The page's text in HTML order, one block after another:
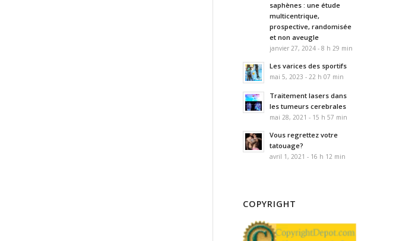
saphènes : une étude
multicentrique,
prospective, randomisée
et non aveugle
janvier 27, 2024 - 8 h 29 min
Les varices des sportifs
mai 5, 2023 - 22 h 07 min
Traitement lasers dans
les tumeurs cerebrales
mai 28, 2021 - 15 h 57 min
Vous regrettez votre
tatouage?
avril 1, 2021 - 16 h 12 min
COPYRIGHT